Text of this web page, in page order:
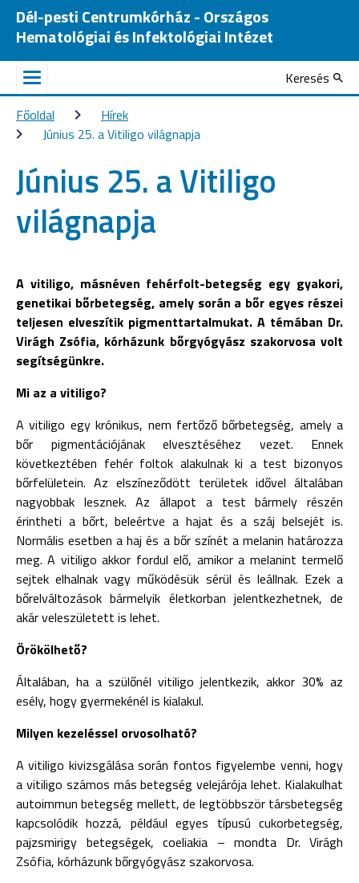
Dél-pesti Centrumkórház - Országos
Hematológiai és Infektológiai Intézet
Keresés
Főoldal
Hírek
Június 25. a Vitiligo világnapja
Június 25. a Vitiligo
világnapja
A vitiligo, másnéven fehérfolt-betegség egy gyakori,
genetikai bőrbetegség, amely során a bőr egyes részei
teljesen elveszítik pigmenttartalmukat. A témában Dr.
Virágh Zsófia, kórházunk bőrgyógyász szakorvosa volt
segítségünkre.
Mi az a vitiligo?
A vitiligo egy krónikus, nem fertőző bőrbetegség, amely a
bőr pigmentációjának elvesztéséhez vezet. Ennek
következtében fehér foltok alakulnak ki a test bizonyos
bőrfelületein. Az elszíneződött területek idővel általában
nagyobbak lesznek. Az állapot a test bármely részén
érintheti a bőrt, beleértve a hajat és a száj belsejét is.
Normális esetben a haj és a bőr színét a melanin határozza
meg. A vitiligo akkor fordul elő, amikor a melanint termelő
sejtek elhalnak vagy működésük sérül és leállnak. Ezek a
bőrelváltozások bármelyik életkorban jelentkezhetnek, de
akár veleszületett is lehet.
Örökölhető?
Általában, ha a szülőnél vitiligo jelentkezik, akkor 30% az
esély, hogy gyermekénél is kialakul.
Milyen kezeléssel orvosolható?
A vitiligo kivizsgálása során fontos figyelembe venni, hogy
a vitiligo számos más betegség velejárója lehet. Kialakulhat
autoimmun betegség mellett, de legtöbbször társbetegség
kapcsolódik hozzá, például egyes típusú cukorbetegség,
pajzsmirigy betegségek, coeliakia – mondta Dr. Virágh
Zsófia, kórházunk bőrgyógyász szakorvosa.